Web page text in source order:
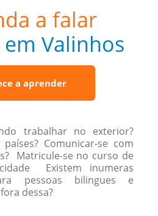
a falar
em Valinhos
a aprender
trabalhar no exterior?
Comunicar-se com
Matricule-se no curso de
Existem inumeras
pessoas bilingues e
dessa?